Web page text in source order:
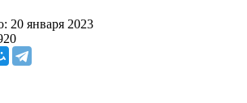
20 января 2023